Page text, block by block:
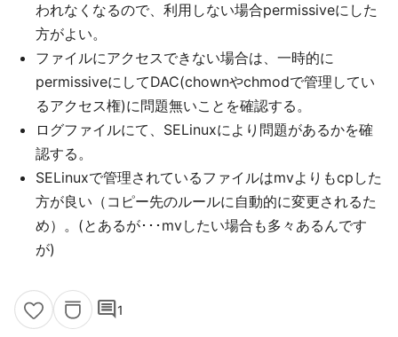
われなくなるので、利用しない場合permissiveにした
方がよい。
ファイルにアクセスできない場合は、一時的に
permissiveにしてDAC(chownやchmodで管理してい
るアクセス権)に問題無いことを確認する。
ログファイルにて、SELinuxにより問題があるかを確
認する。
SELinuxで管理されているファイルはmvよりもcpした
方が良い（コピー先のルールに自動的に変更されるた
め）。(とあるが･･･mvしたい場合も多々あるんです
が)
comment1